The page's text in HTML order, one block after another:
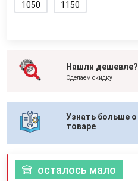
1050 1150
Нашли дешевле?
Сделаем скидку
Узнать больше о
товаре
осталось мало